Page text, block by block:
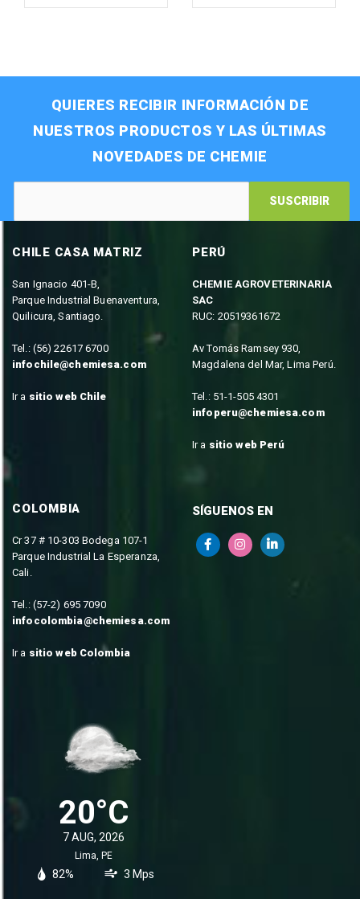
QUIERES RECIBIR INFORMACIÓN DE
NUESTROS PRODUCTOS Y LAS ÚLTIMAS
NOVEDADES DE CHEMIE
SUSCRIBIR
CHILE CASA MATRIZ
San Ignacio 401-B,
Parque Industrial Buenaventura,
Quilicura, Santiago.
Tel.: (56) 22617 6700
infochile@chemiesa.com
Ir a sitio web Chile
PERÚ
CHEMIE AGROVETERINARIA
SAC
RUC: 20519361672
Av Tomás Ramsey 930,
Magdalena del Mar, Lima Perú.
Tel.: 51-1-505 4301
infoperu@chemiesa.com
Ir a sitio web Perú
COLOMBIA
Cr 37 # 10-303 Bodega 107-1
Parque Industrial La Esperanza,
Cali.
Tel.: (57-2) 695 7090
infocolombia@chemiesa.com
Ir a sitio web Colombia
SÍGUENOS EN
20°C
7 AUG, 2026
Lima, PE
82% 3 Mps